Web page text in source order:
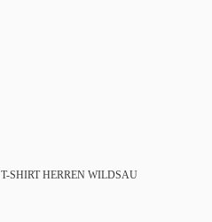
T-SHIRT HERREN WILDSAU